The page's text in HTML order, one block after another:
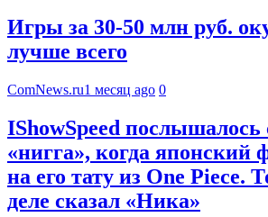
Игры за 30-50 млн руб.
лучше всего
ComNews.ru1 месяц ago 0
IShowSpeed послышалось
«нигга», когда японский
на его тату из One Piece.
деле сказал «Ника»